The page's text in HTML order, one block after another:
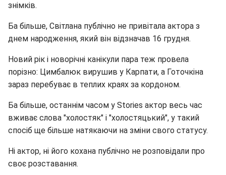
знімків.
Ба більше, Світлана публічно не привітала актора з
днем народження, який він відзначав 16 грудня.
Новий рік і новорічні канікули пара теж провела
порізно: Цимбалюк вирушив у Карпати, а Готочкіна
зараз перебуває в теплих краях за кордоном.
Ба більше, останнім часом у Stories актор весь час
вживає слова "холостяк" і "холостяцький", у такий
спосіб ще більше натякаючи на зміни свого статусу.
Ні актор, ні його кохана публічно не розповідали про
своє розставання.